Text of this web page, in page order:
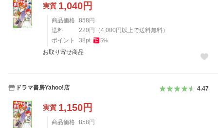
実質 1,040円
商品価格 858 円
送料
220 円 （4,000 円以上で送料無料）
ポイント
38pt 5%
お取り寄せ商品
ドラマ書房Yahoo!店 4.47
実質 1,150円
商品価格 858 円